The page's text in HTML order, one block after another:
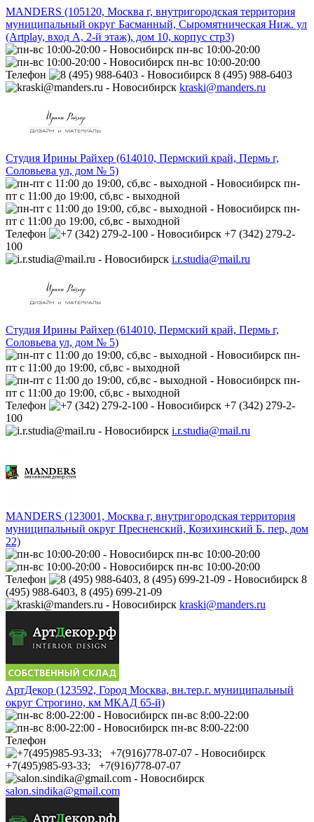
MANDERS (105120, Москва г, внутригородская территория
муниципальный округ Басманный, Сыромятническая Ниж. ул
(Artplay, вход А, 2-й этаж), дом 10, корпус стр3)
пн-вс 10:00-20:00
пн-вс 10:00-20:00
Телефон
8 (495) 988-6403
kraski@manders.ru
Студия Ирины Райхер (614010, Пермский край, Пермь г,
Соловьева ул, дом № 5)
пн-
пт с 11:00 до 19:00, сб,вс - выходной
пн-
пт с 11:00 до 19:00, сб,вс - выходной
Телефон
+7 (342) 279-2-
100
i.r.studia@mail.ru
Студия Ирины Райхер (614010, Пермский край, Пермь г,
Соловьева ул, дом № 5)
пн-
пт с 11:00 до 19:00, сб,вс - выходной
пн-
пт с 11:00 до 19:00, сб,вс - выходной
Телефон
+7 (342) 279-2-
100
i.r.studia@mail.ru
MANDERS (123001, Москва г, внутригородская территория
муниципальный округ Пресненский, Козихинский Б. пер, дом
22)
пн-вс 10:00-20:00
пн-вс 10:00-20:00
Телефон
8
(495) 988-6403, 8 (495) 699-21-09
kraski@manders.ru
АртДекор (123592, Город Москва, вн.тер.г. муниципальный
округ Строгино, км МКАД 65-й)
пн-вс 8:00-22:00
пн-вс 8:00-22:00
Телефон
+7(495)985-93-33; +7(916)778-07-07
salon.sindika@gmail.com